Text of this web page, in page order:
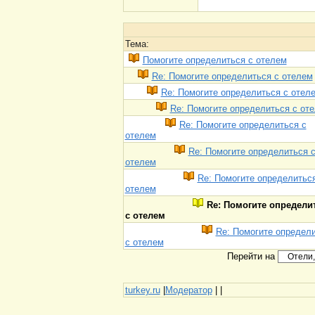
Тема:
Помогите определиться с отелем
Re: Помогите определиться с отелем
Re: Помогите определиться с
Re: Помогите определиться с
Re: Помогите определиться с
отелем
Re: Помогите определиться с
отелем
Re: Помогите
отелем
Re: Помогите
с отелем
Re: Помогите
с отелем
Перейти на
turkey.ru|Модератор| |